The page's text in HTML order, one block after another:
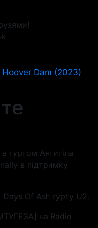
Dam (2023)
гуртом Антитіла
в підтримку
Days Of Ash гурту U2.
на Radio